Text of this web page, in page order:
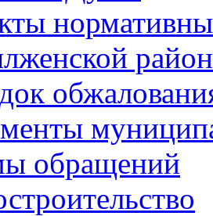
обращений